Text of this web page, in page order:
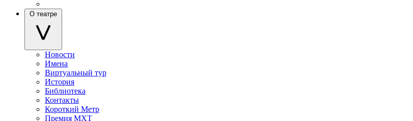
О театре
Новости
Имена
Виртуальный тур
История
Библиотека
Контакты
Короткий Метр
Премия МХТ